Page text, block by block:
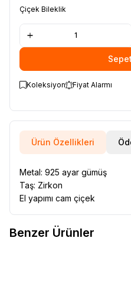
Çiçek Bileklik
Koleksiyon Fiyat Alarmı
Ürün Özellikleri
Metal: 925 ayar gümüş
Taş: Zirkon
El yapımı cam çiçek
Benzer Ürünler